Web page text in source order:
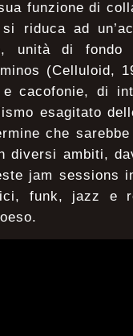
funzione di
riduca ad
unità di fondo
(Celluloid,
cacofonie, di
esagitato
che
diversi ambiti,
jam sessions
funk, jazz e